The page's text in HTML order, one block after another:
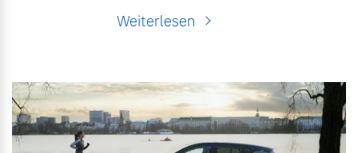
Weiterlesen